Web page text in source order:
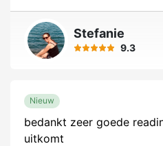
Stefanie
9.3
Nieuw
bedankt zeer goede
uitkomt